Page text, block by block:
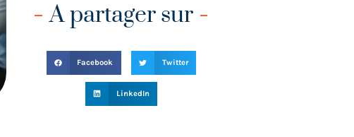
A partager sur
Facebook Twitter
LinkedIn